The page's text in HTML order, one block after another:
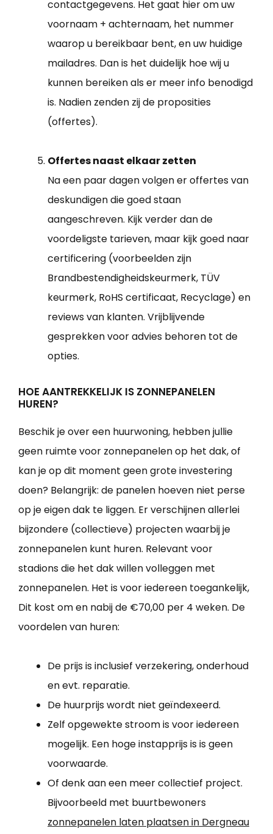
contactgegevens. Het gaat hier om uw
voornaam + achternaam, het nummer
waarop u bereikbaar bent, en uw huidige
mailadres. Dan is het duidelijk hoe wij u
kunnen bereiken als er meer info benodigd
is. Nadien zenden zij de proposities
(offertes).
Offertes naast elkaar zetten
Na een paar dagen volgen er offertes van
deskundigen die goed staan
aangeschreven. Kijk verder dan de
voordeligste tarieven, maar kijk goed naar
certificering (voorbeelden zijn
Brandbestendigheidskeurmerk, TÜV
keurmerk, RoHS certificaat, Recyclage) en
reviews van klanten. Vrijblijvende
gesprekken voor advies behoren tot de
opties.
HOE AANTREKKELIJK IS ZONNEPANELEN
HUREN?
Beschik je over een huurwoning, hebben jullie
geen ruimte voor zonnepanelen op het dak, of
kan je op dit moment geen grote investering
doen? Belangrijk: de panelen hoeven niet perse
op je eigen dak te liggen. Er verschijnen allerlei
bijzondere (collectieve) projecten waarbij je
zonnepanelen kunt huren. Relevant voor
stadions die het dak willen volleggen met
zonnepanelen. Het is voor iedereen toegankelijk,
Dit kost om en nabij de €70,00 per 4 weken. De
voordelen van huren:
De prijs is inclusief verzekering, onderhoud
en evt. reparatie.
De huurprijs wordt niet geïndexeerd.
Zelf opgewekte stroom is voor iedereen
mogelijk. Een hoge instapprijs is is geen
voorwaarde.
Of denk aan een meer collectief project.
Bijvoorbeeld met buurtbewoners
zonnepanelen laten plaatsen in Dergneau